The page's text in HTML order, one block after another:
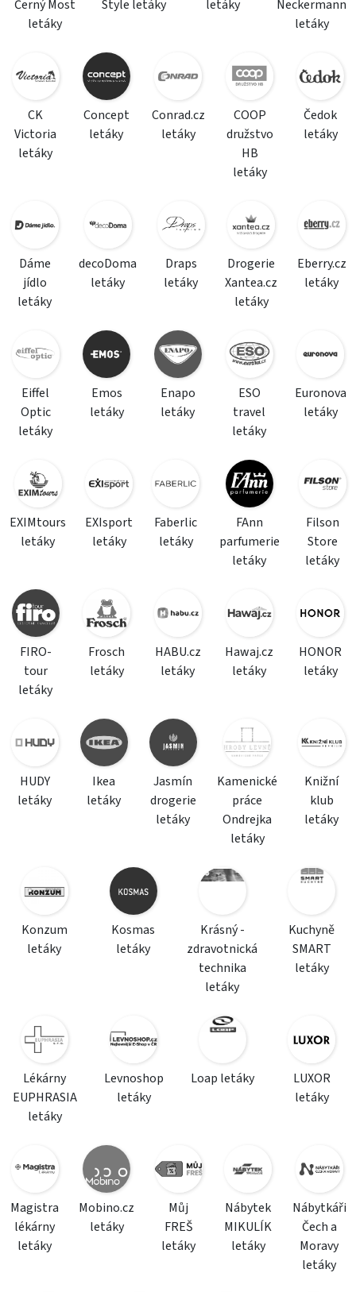
Černý Most
letáky
Style letáky letáky
Neckermann
letáky
CK
Victoria
letáky
Concept
letáky
Conrad.cz
letáky
COOP
družstvo
HB
letáky
Čedok
letáky
Dáme
jídlo
letáky
decoDoma
letáky
Draps
letáky
Drogerie
Xantea.cz
letáky
Eberry.cz
letáky
Eiffel
Optic
letáky
Emos
letáky
Enapo
letáky
ESO
travel
letáky
Euronova
letáky
EXIMtours
letáky
EXIsport
letáky
Faberlic
letáky
FAnn
parfumerie
letáky
Filson
Store
letáky
FIRO-
tour
letáky
Frosch
letáky
HABU.cz
letáky
Hawaj.cz
letáky
HONOR
letáky
HUDY
letáky
Ikea
letáky
Jasmín
drogerie
letáky
Kamenické
práce
Ondrejka
letáky
Knižní
klub
letáky
Konzum
letáky
Kosmas
letáky
Krásný -
zdravotnická
technika
letáky
Kuchyně
SMART
letáky
Lékárny
EUPHRASIA
letáky
Levnoshop
letáky
Loap letáky
LUXOR
letáky
Magistra
lékárny
letáky
Mobino.cz
letáky
Můj
FREŠ
letáky
Nábytek
MIKULÍK
letáky
Nábytkáři
Čech a
Moravy
letáky